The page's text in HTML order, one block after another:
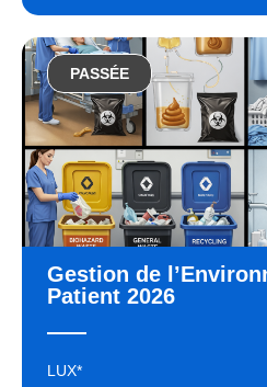
PASSÉE
Gestion de
Patient 2026
LUX*